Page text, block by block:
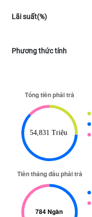
Lãi suất(%)
Phương thức tính